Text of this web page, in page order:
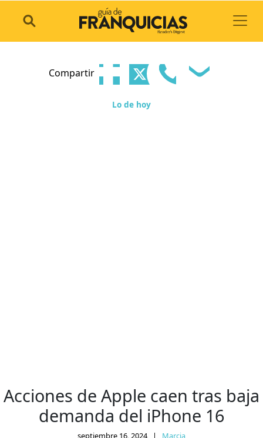
Compartir
Lo de hoy
Acciones de Apple caen tras baja
demanda del iPhone 16
septiembre 16, 2024 | Marcia